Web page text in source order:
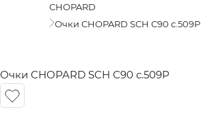
CHOPARD
Очки CHOPARD SCH С90 c.509P
Очки CHOPARD SCH С90 c.509P